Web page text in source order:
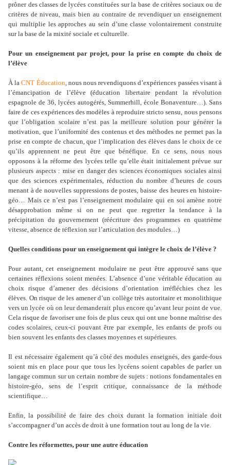
prôner des classes de lycées constituées sur la base de critères sociaux ou de
critères de niveau, mais bien au contraire de revendiquer un enseignement
qui multiplie les approches au sein d’une classe volontairement construite
sur la base de la mixité sociale et culturelle.
Pour un enseignement par projet, pour la prise en compte du choix de
l’élève
À laCNT Éducation, nous nous revendiquons d’expériences passées visant à
l’émancipation de l’élève (éducation libertaire pendant la révolution
espagnole de 36, lycées autogérés, Summerhill, école Bonaventure…). Sans
faire de ces expériences des modèles à reproduire stricto sensu, nous pensons
que l’obligation scolaire n’est pas la meilleure solution pour générer la
motivation, que l’uniformité des contenus et des méthodes ne permet pas la
prise en compte de chacun, que l’implication des élèves dans le choix de ce
qu’ils apprennent ne peut être que bénéfique. En ce sens, nous nous
opposons à la réforme des lycées telle qu’elle était initialement prévue sur
plusieurs aspects : mise en danger des sciences économiques sociales ainsi
que des sciences expérimentales, réduction du nombre d’heures de cours
menant à de nouvelles suppressions de postes, baisse des heures en histoire-
géo… Mais ce n’est pas l’enseignement modulaire qui en soi amène notre
désapprobation même si on ne peut que regretter la tendance à la
précipitation du gouvernement (réécriture des programmes en quatrième
vitesse, absence de réflexion sur l’articulation des modules…)
Quelles conditions pour un enseignement qui intègre le choix de l’élève ?
Pour autant, cet enseignement modulaire ne peut être approuvé sans que
certaines réflexions soient menées. L’absence d’une véritable éducation au
choix risque d’amener des décisions d’orientation irréfléchies chez les
élèves. On risque de les amener d’un collège très autoritaire et monolithique
vers un lycée où on leur demanderait plus encore qu’avant leur point de vue.
Cela risque de favoriser une fois de plus ceux qui ont une bonne maîtrise des
codes scolaires, ceux-ci pouvant être par exemple, les enfants de profs ou
bien souvent les enfants des classes moyennes et supérieures.
Il est nécessaire également qu’à côté des modules enseignés, des garde-fous
soient mis en place pour que tous les lycéens soient capables de parler un
langage commun sur un certain nombre de sujets : notions fondamentales en
histoire-géo, sens de l’esprit critique, connaissance de la méthode
scientifique…
Enfin, la possibilité de faire des choix durant la formation initiale doit
s’accompagner d’un accès de droit à une formation tout au long de la vie.
Contre les réformettes, pour une autre éducation